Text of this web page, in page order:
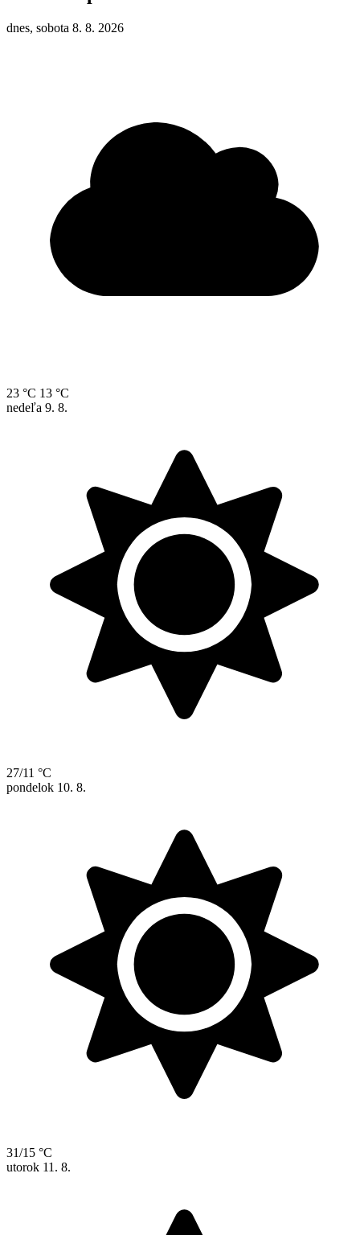
dnes, sobota 8. 8. 2026
23 °C 13 °C
nedeľa 9. 8.
27/11 °C
pondelok 10. 8.
31/15 °C
utorok 11. 8.